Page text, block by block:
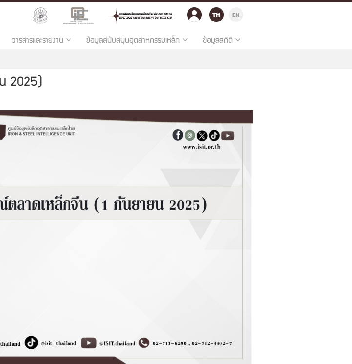
วารสารและรายงาน ข้อมูลสนับสนุนอุตสาหกรรมเหล็ก ข้อมูลสถิติ
2025)